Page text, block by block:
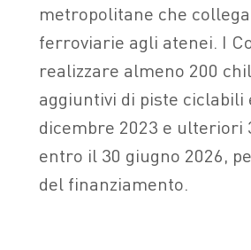
metropolitane che
ferroviarie agli atenei. I
realizzare almeno 200
aggiuntivi di piste ciclabili
dicembre 2023 e ulteriori
entro il 30 giugno 2026,
del finanziamento.